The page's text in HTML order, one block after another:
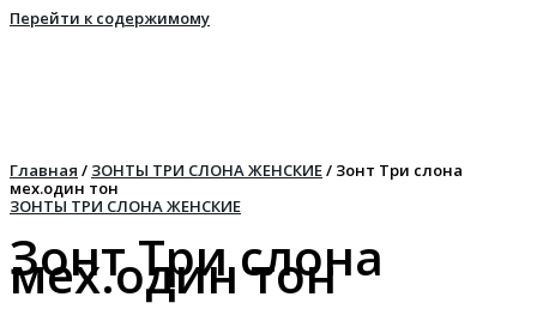
Перейти к содержимому
Главная / ЗОНТЫ ТРИ СЛОНА ЖЕНСКИЕ/ Зонт Три слона
мех.один тон
ЗОНТЫ ТРИ СЛОНА ЖЕНСКИЕ
Зонт Три слона
мех.один тон